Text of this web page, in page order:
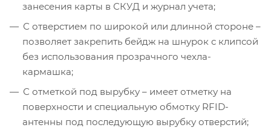
занесения карты в СКУД и журнал учета;
С отверстием по широкой или длинной стороне –
позволяет закрепить бейдж на шнурок с клипсой
без использования прозрачного чехла-
кармашка;
С отметкой под вырубку – имеет отметку на
поверхности и специальную обмотку RFID-
антенны под последующую вырубку отверстий;